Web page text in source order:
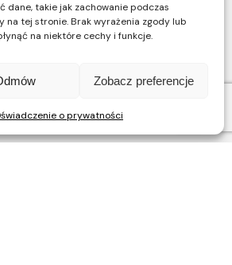
takie jak zachowanie podczas
tej stronie. Brak wyrażenia zgody lub
na niektóre cechy i funkcje.
Zobacz preferencje
o prywatności